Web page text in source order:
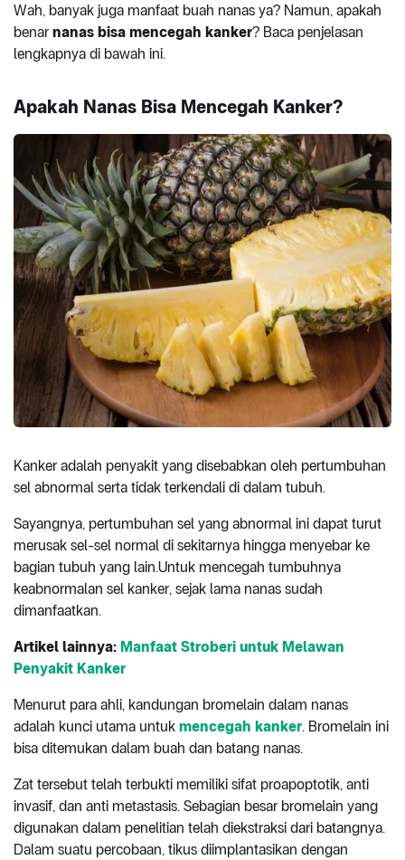
Wah, banyak juga manfaat buah nanas ya? Namun, apakah
benar nanas bisa mencegah kanker? Baca penjelasan
lengkapnya di bawah ini.
Apakah Nanas Bisa Mencegah Kanker?
Kanker adalah penyakit yang disebabkan oleh pertumbuhan
sel abnormal serta tidak terkendali di dalam tubuh.
Sayangnya, pertumbuhan sel yang abnormal ini dapat turut
merusak sel-sel normal di sekitarnya hingga menyebar ke
bagian tubuh yang lain.Untuk mencegah tumbuhnya
keabnormalan sel kanker, sejak lama nanas sudah
dimanfaatkan.
Artikel lainnya: Manfaat Stroberi untuk Melawan
Penyakit Kanker
Menurut para ahli, kandungan bromelain dalam nanas
adalah kunci utama untuk mencegah kanker. Bromelain ini
bisa ditemukan dalam buah dan batang nanas.
Zat tersebut telah terbukti memiliki sifat proapoptotik, anti
invasif, dan anti metastasis. Sebagian besar bromelain yang
digunakan dalam penelitian telah diekstraksi dari batangnya.
Dalam suatu percobaan, tikus diimplantasikan dengan